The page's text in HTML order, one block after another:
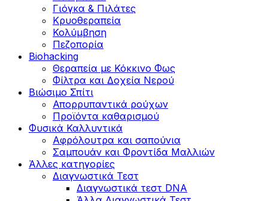
Γιόγκα & Πιλάτες
Κρυοθεραπεία
Κολύμβηση
Πεζοπορία
Biohacking
Θεραπεία με Κόκκινο Φως
Φίλτρα και Δοχεία Νερού
Βιώσιμο Σπίτι
Απορρυπαντικά ρούχων
Προϊόντα καθαρισμού
Φυσικά Καλλυντικά
Αφρόλουτρα και σαπούνια
Σαμπουάν και Φροντίδα Μαλλιών
Άλλες κατηγορίες
Διαγνωστικά Τεστ
Διαγνωστικά τεστ DNA